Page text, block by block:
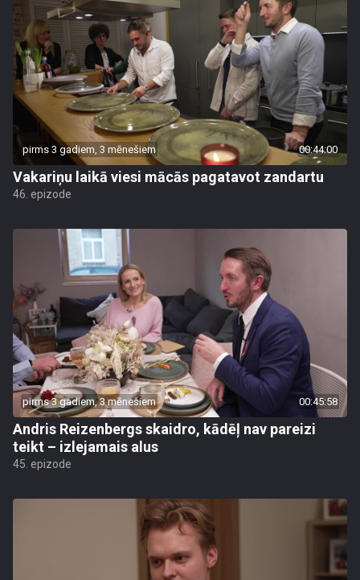
pirms 3 gadiem, 3 mēnešiem 00:44:00
Vakariņu laikā viesi mācās pagatavot zandartu
46. epizode
pirms 3 gadiem, 3 mēnešiem 00:45:58
Andris Reizenbergs skaidro, kādēļ nav pareizi
teikt – izlejamais alus
45. epizode